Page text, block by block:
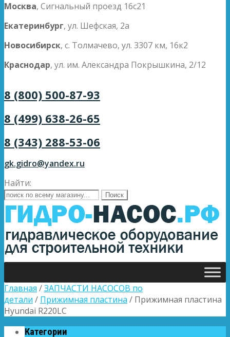
Москва, Сигнальный проезд 16с21
Екатеринбург, ул. Шефская, 2а
Новосибирск, с. Толмачево, ул. 3307 км, 16к2
Краснодар, ул. им. Александра Покрышкина, 2/12
8 (800) 500-87-93
8 (499) 638-26-65
8 (343) 288-53-06
gk.gidro@yandex.ru
Найти:
Главная /ЗАПЧАСТИ НАСОСОВ по
детали / Прижимная пластина / Прижимная пластина
Hyundai R220LC
Категории